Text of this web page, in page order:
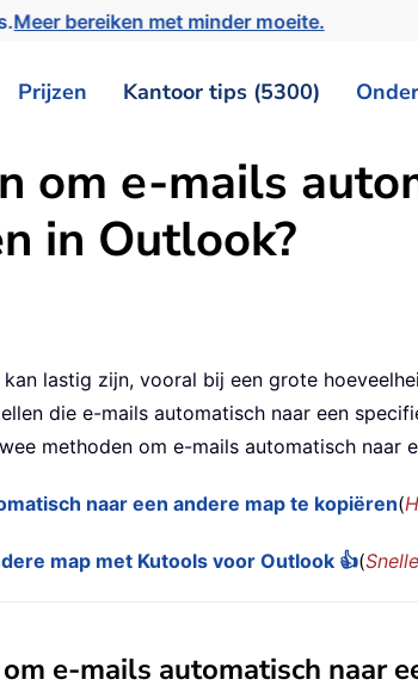
Meer bereiken met minder moeite.
Prijzen Kantoor tips (5300)
om e-mails
in Outlook?
lastig zijn, vooral bij een grote
die e-mails automatisch naar een
methoden om e-mails automatisch naar
naar een andere map te kopiëren(
map met Kutools voor Outlook 👍(
e-mails automatisch naar